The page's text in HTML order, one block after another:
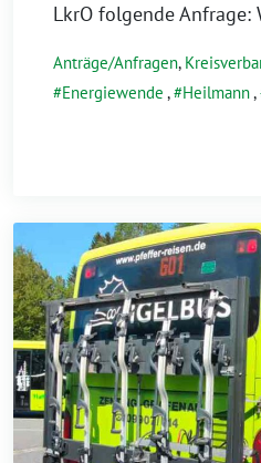
LkrO folgende Anfrage:
Anträge/Anfragen,
Energiewende , Heilmann,